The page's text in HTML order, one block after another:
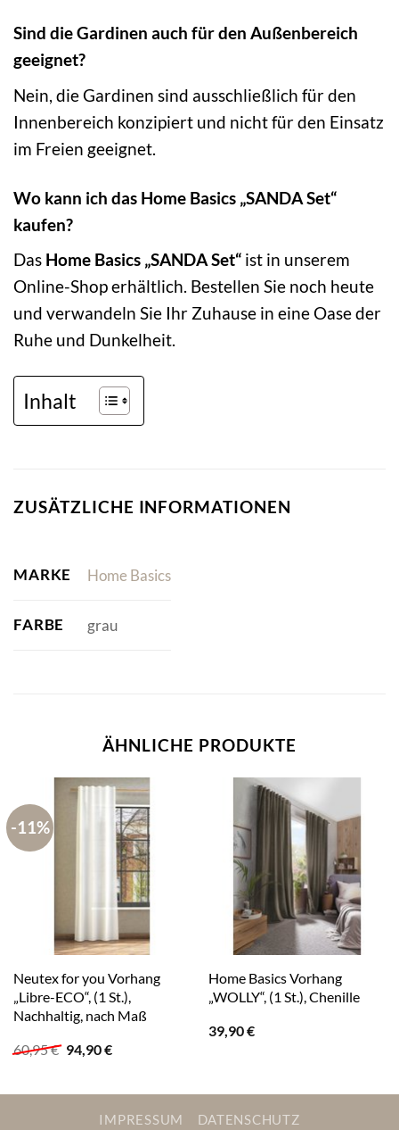
Sind die Gardinen auch für den Außenbereich
geeignet?
Nein, die Gardinen sind ausschließlich für den
Innenbereich konzipiert und nicht für den Einsatz
im Freien geeignet.
Wo kann ich das Home Basics „SANDA Set“
kaufen?
Das Home Basics „SANDA Set“ ist in unserem
Online-Shop erhältlich. Bestellen Sie noch heute
und verwandeln Sie Ihr Zuhause in eine Oase der
Ruhe und Dunkelheit.
Inhalt
ZUSÄTZLICHE INFORMATIONEN
MARKE Home Basics
FARBE grau
ÄHNLICHE PRODUKTE
-11%
Neutex for you Vorhang
„Libre-ECO“, (1 St.),
Nachhaltig, nach Maß
60,95€ Ursprünglicher
Preis
60,95 €
94,90€Aktueller
94,90 €.
Home Basics Vorhang
„WOLLY“, (1 St.), Chenille
39,90€
IMPRESSUM DATENSCHUTZ